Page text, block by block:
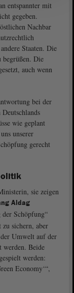
entspannter mit
gegeben.
Nachbar
Staaten. Die
begrüßen. Die
auch wenn
bei der
wie geplant
unserer
gerecht
sie zeigen
Aldag
Schöpfung“
zu sichern, aber
Umwelt auf der
werden. Beide
werden:
Economy‘“,